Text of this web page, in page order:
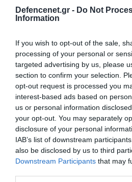
Defencenet.gr - Do Not
Information
If you wish to opt-out of the sale,
processing of your personal or
targeted advertising by us, please
section to confirm your selection.
opt-out request is processed you
interest-based ads based on
us or personal information
your opt-out. You may separately
disclosure of your personal
IAB’s list of downstream
also be disclosed by us to third
Downstream Participants that may
03.10.2025 | 17:27
Βουλιαγμένη: Έρευνα για
στο σπίτι του
Ο συλληφθείς με τη σε βάρος
οδηγήθηκε στον αρμόδιο